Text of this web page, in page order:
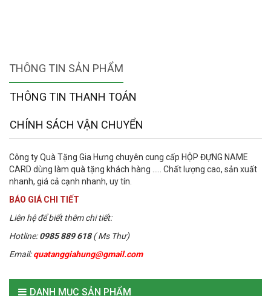
THÔNG TIN SẢN PHẨM
THÔNG TIN THANH TOÁN
CHÍNH SÁCH VẬN CHUYỂN
Công ty Quà Tặng Gia Hưng chuyên cung cấp HỘP ĐỰNG NAME
CARD dùng làm quà tặng khách hàng ..... Chất lượng cao, sản xuất
nhanh, giá cả cạnh nhanh, uy tín.
BÁO GIÁ CHI TIẾT
Liên hệ để biết thêm chi tiết:
Hotline: 0985 889 618 ( Ms Thư)
Email: quatanggiahung@gmail.com
DANH MỤC SẢN PHẨM